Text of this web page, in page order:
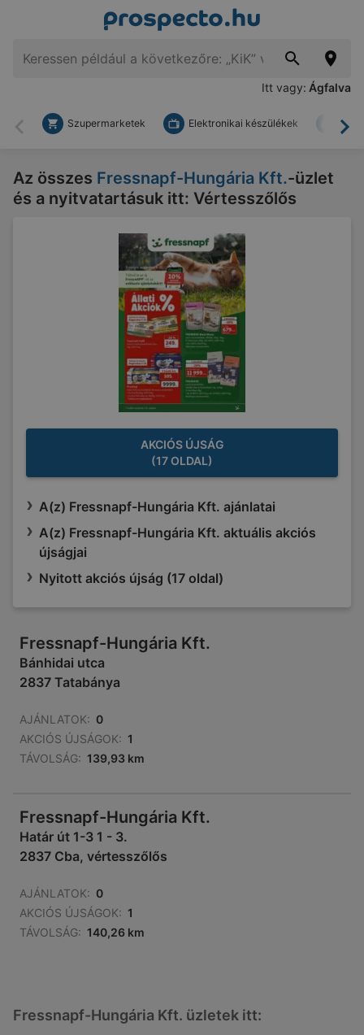
Itt vagy: Ágfalva
Vissza
Szupermarketek Elektronikai készülékek
Az összes Fressnapf-Hungária Kft.-üzlet
és a nyitvatartásuk itt: Vértesszőlős
AKCIÓS ÚJSÁG
(17 OLDAL)
A(z) Fressnapf-Hungária Kft. ajánlatai
A(z) Fressnapf-Hungária Kft. aktuális akciós
újságjai
Nyitott akciós újság (17 oldal)
Fressnapf-Hungária Kft.
Bánhidai utca
2837 Tatabánya
AJÁNLATOK: 0
AKCIÓS ÚJSÁGOK: 1
TÁVOLSÁG: 139,93 km
Fressnapf-Hungária Kft.
Határ út 1-3 1 - 3.
2837 Cba, vértesszőlős
AJÁNLATOK: 0
AKCIÓS ÚJSÁGOK: 1
TÁVOLSÁG: 140,26 km
Fressnapf-Hungária Kft. üzletek itt: